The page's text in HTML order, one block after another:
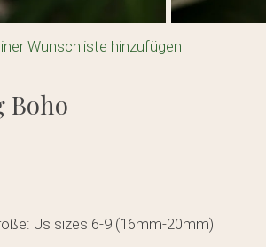
Wunschliste hinzufügen
Boho
Us sizes 6-9 (16mm-20mm)